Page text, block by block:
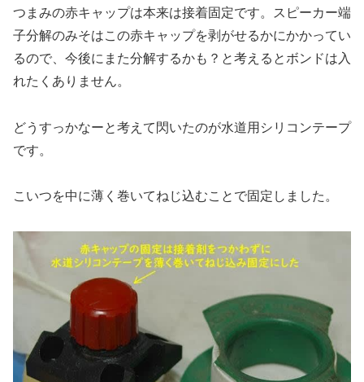
つまみの赤キャップは本来は接着固定です。スピーカー端
子分解のみそはこの赤キャップを剥がせるかにかかってい
るので、今後にまた分解するかも？と考えるとボンドは入
れたくありません。
どうすっかなーと考えて閃いたのが水道用シリコンテープ
です。
こいつを中に薄く巻いてねじ込むことで固定しました。